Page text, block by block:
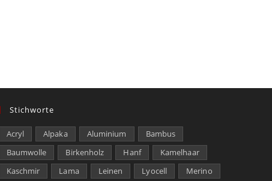
Stichworte
Acryl Alpaka Aluminium
Bambus
Baumwolle
Birkenholz Hanf
Kamelhaar
Kaschmir
Lama Leinen Lyocell Merino